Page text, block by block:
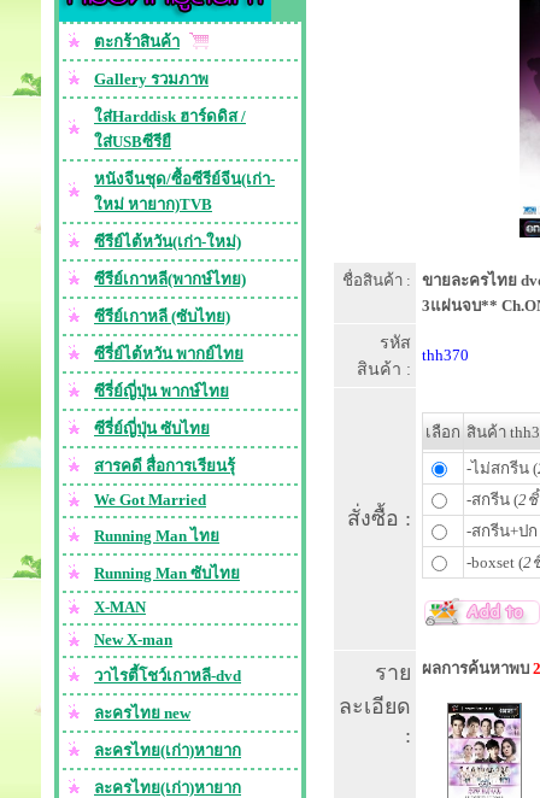
ตะกร้าสินค้า
Gallery รวมภาพ
ใส่Harddisk ฮาร์ดดิส /
ใส่USBซีรียื
หนังจีนชุด/ซื้อซีรีย์จีน(เก่า-
ใหม่ หายาก)TVB
ซีรีย์ไต้หวัน(เก่า-ใหม่)
ซีรีย์เกาหลี(พากษ์ไทย)
ซีรีย์เกาหลี (ซับไทย)
ซีรี่ย์ไต้หวัน พากย์ไทย
ซีรี่ย์ญี่ปุ่น พากษ์ไทย
ซีรี่ย์ญี่ปุ่น ซับไทย
สารคดี สื่อการเรียนรุ้
We Got Married
Running Man ไทย
Running Man ซับไทย
X-MAN
New X-man
วาไรตี้โชว์เกาหลี-dvd
ละครไทย new
ละครไทย(เก่า)หายาก
ละครไทย(เก่า)หายาก
ชื่อสินค้า :
ขายละครไทย
3แผ่นจบ**
รหัส
สินค้า :
thh370
สั่งซื้อ :
เลือก สินค้า
-ไม่สกรีน (
-สกรีน (2
-สกรีน+ปก
-boxset (2
ราย
ละเอียด
:
ผลการค้นหาพบ 2